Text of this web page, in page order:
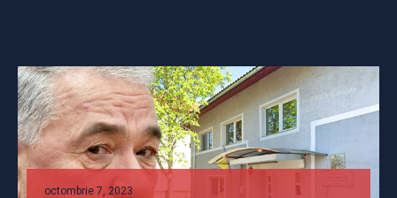
octombrie 7, 2023